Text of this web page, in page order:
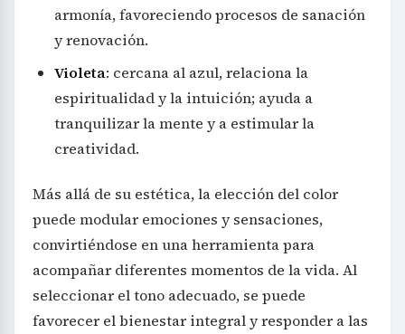
armonía, favoreciendo procesos de sanación
y renovación.
Violeta: cercana al azul, relaciona la
espiritualidad y la intuición; ayuda a
tranquilizar la mente y a estimular la
creatividad.
Más allá de su estética, la elección del color
puede modular emociones y sensaciones,
convirtiéndose en una herramienta para
acompañar diferentes momentos de la vida. Al
seleccionar el tono adecuado, se puede
favorecer el bienestar integral y responder a las